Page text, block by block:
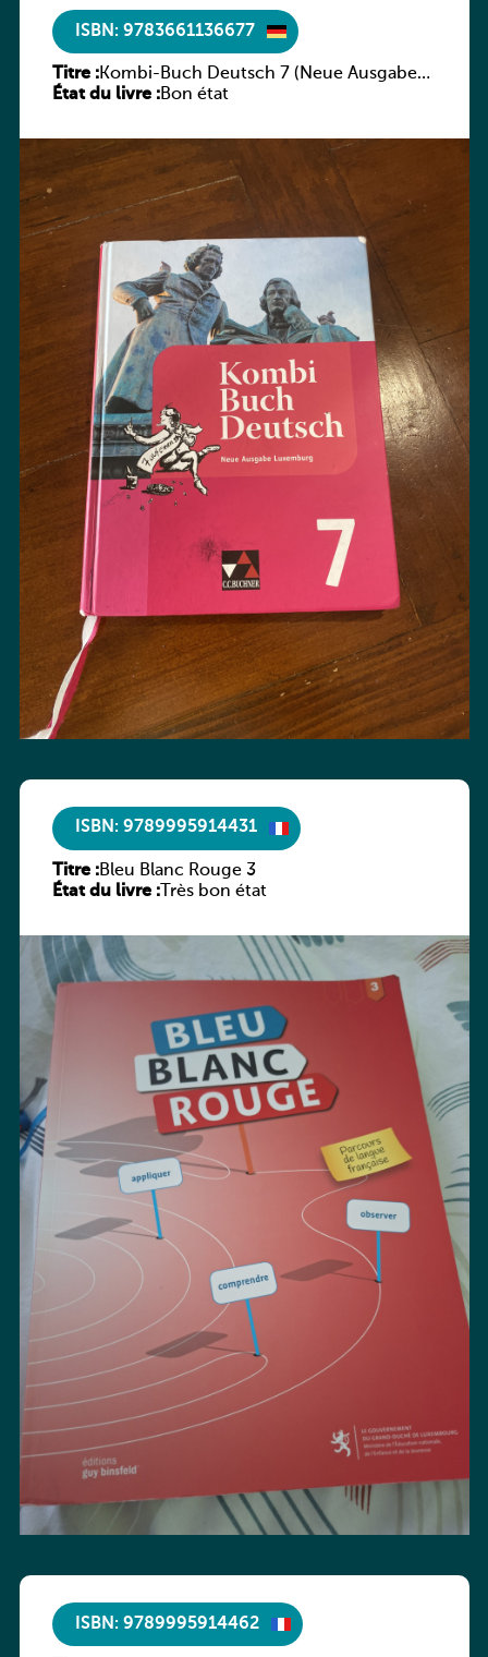
ISBN: 9783661136677
Titre :Kombi-Buch Deutsch 7 (Neue Ausgabe
Luxemburg)
État du livre :Bon état
ISBN: 9789995914431
Titre :Bleu Blanc Rouge 3
État du livre :Très bon état
ISBN: 9789995914462